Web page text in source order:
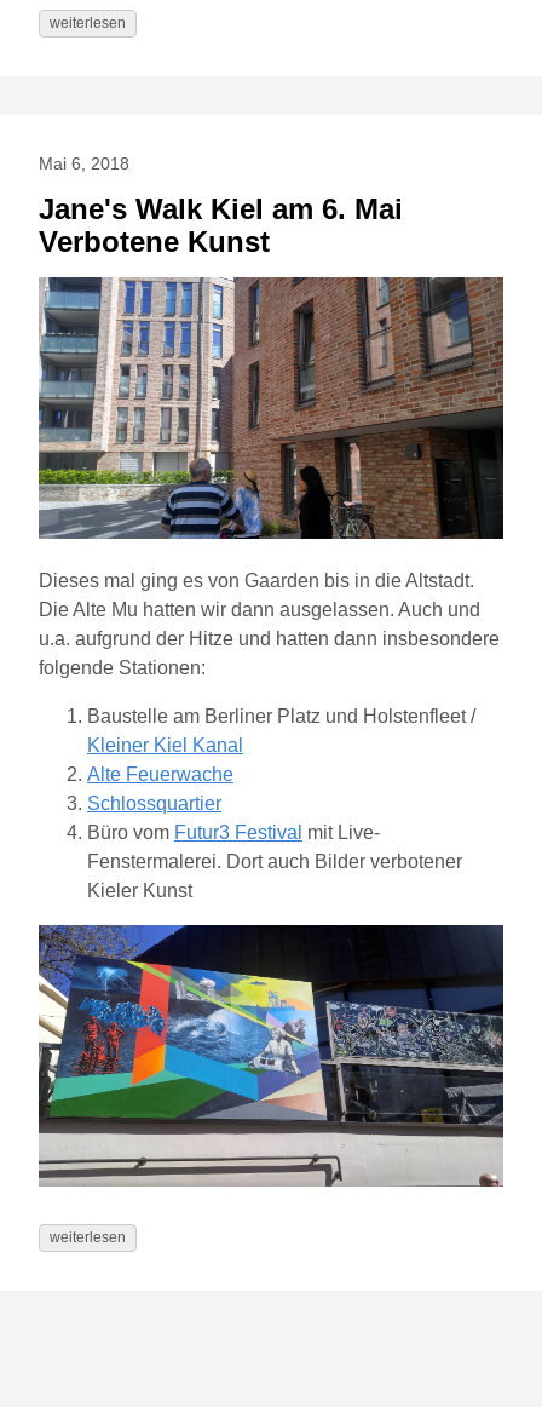
weiterlesen
Mai 6, 2018
Jane's Walk Kiel am 6. Mai
Verbotene Kunst
Dieses mal ging es von Gaarden bis in die Altstadt.
Die Alte Mu hatten wir dann ausgelassen. Auch und
u.a. aufgrund der Hitze und hatten dann insbesondere
folgende Stationen:
Baustelle am Berliner Platz und Holstenfleet /
Kleiner Kiel Kanal
Alte Feuerwache
Schlossquartier
Büro vom Futur3 Festival mit Live-
Fenstermalerei. Dort auch Bilder verbotener
Kieler Kunst
weiterlesen